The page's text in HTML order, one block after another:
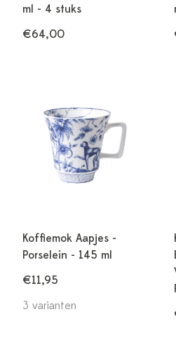
ml - 4 stuks
€64,00
Koffiemok Aapjes -
Porselein - 145 ml
€11,95
3 varianten